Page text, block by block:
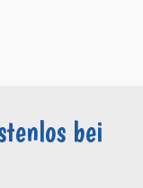
bei